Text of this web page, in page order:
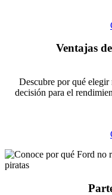
Ventajas
Descubre por qué elegir
decisión para el